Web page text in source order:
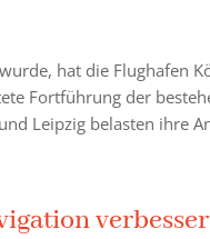
hat die Flughafen
Fortführung der
Leipzig belasten ihre